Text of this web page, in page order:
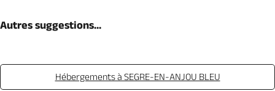
Autres suggestions...
Hébergements à SEGRE-EN-ANJOU BLEU